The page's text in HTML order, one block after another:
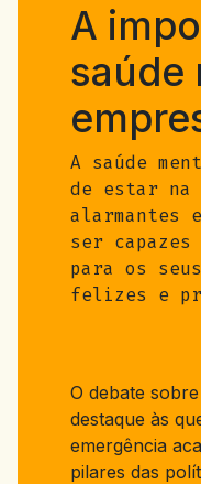
A
saúde
A saúde
de estar na
alarmantes
ser
para os
felizes e
O debate
destaque às
emergência
pilares das